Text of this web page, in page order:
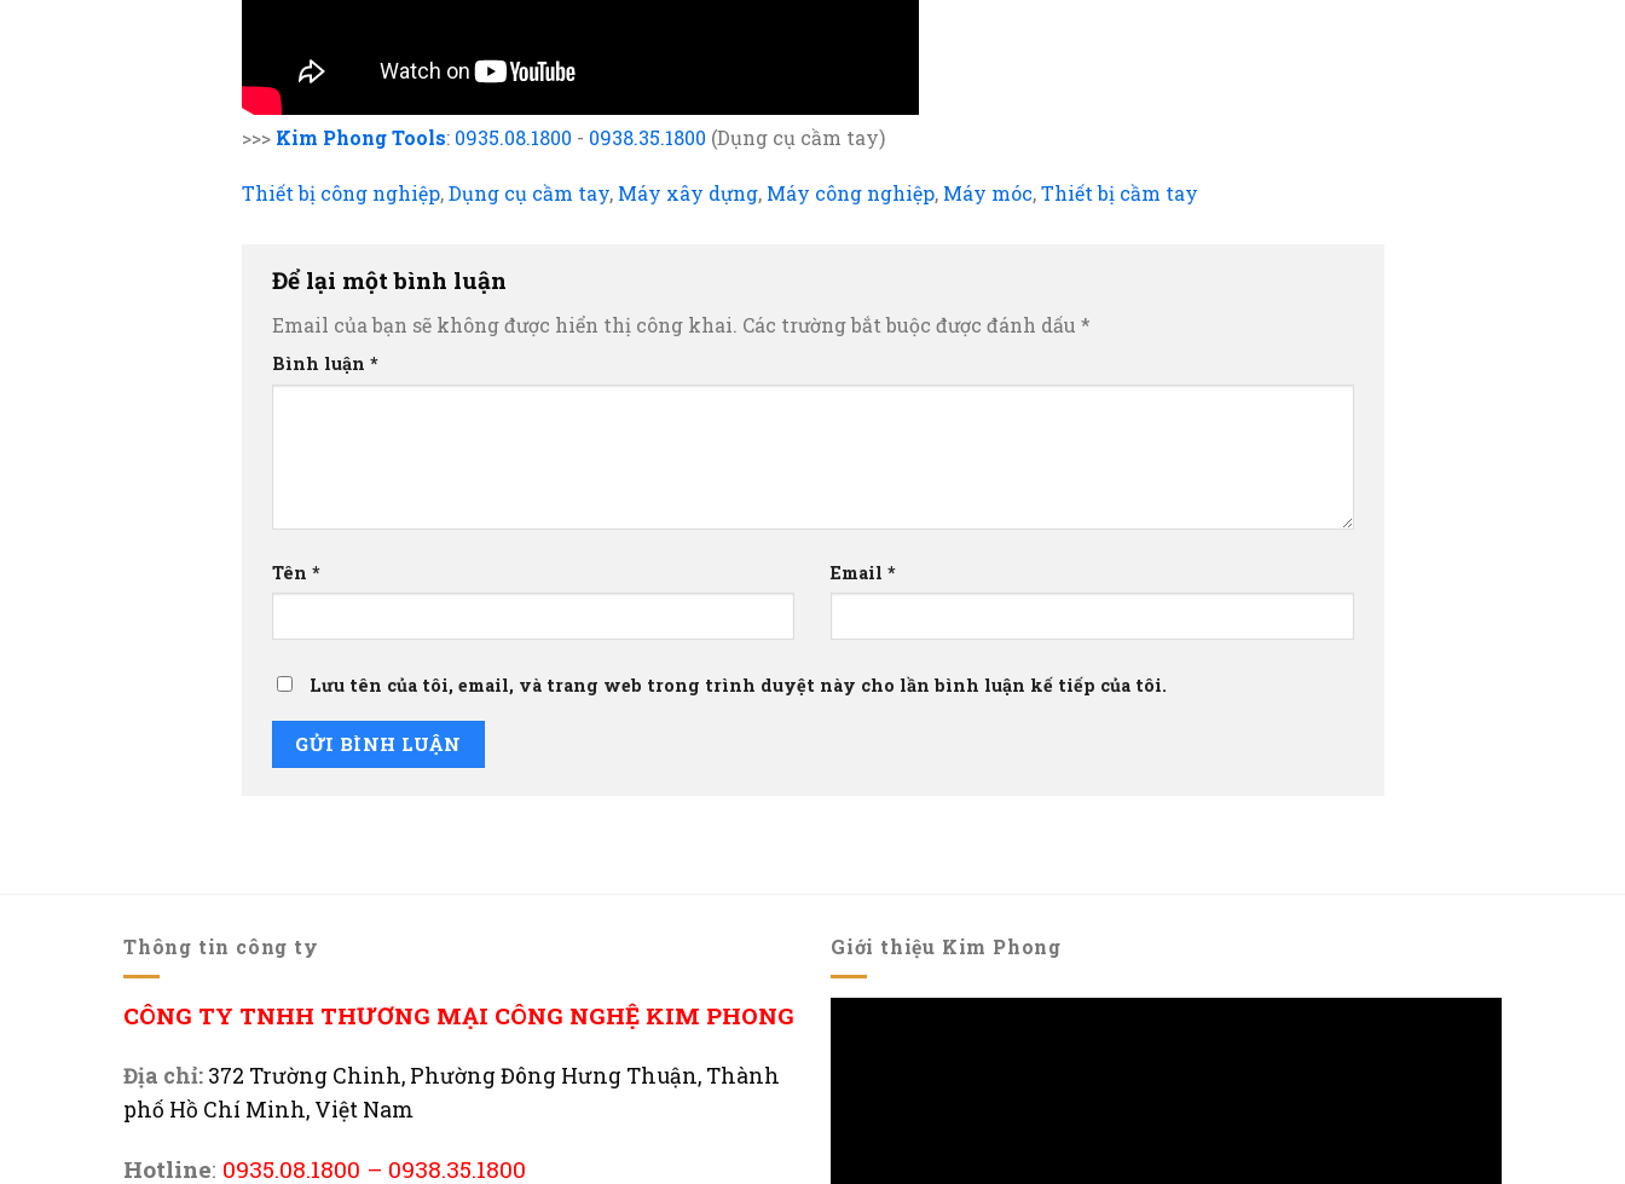
>>> Kim Phong Tools: 0935.08.1800 - 0938.35.1800 (Dụng cụ cầm tay)
Thiết bị công nghiệp,Dụng cụ cầm tay, Máy xây dựng, Máy công nghiệp, Máy móc,Thiết bị cầm tay
Để lại một bình luận
Email của bạn sẽ không được hiển thị công khai. Các trường bắt buộc được đánh dấu *
Bình luận *
Tên * Email *
Lưu tên của tôi, email, và trang web trong trình duyệt này cho lần bình luận kế tiếp của tôi.
Thông tin công ty
CÔNG TY TNHH THƯƠNG MẠI CÔNG NGHỆ KIM PHONG
Địa chỉ: 372 Trường Chinh, Phường Đông Hưng Thuận, Thành
phố Hồ Chí Minh, Việt Nam
Hotline: 0935.08.1800 – 0938.35.1800
Giới thiệu Kim Phong